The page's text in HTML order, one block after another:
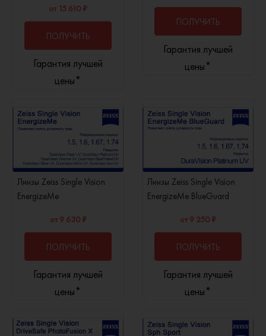
от 15 610 ₽
ПОЛУЧИТЬ
КОНСУЛЬТАЦИЮ
Гарантия лучшей
цены*
ПОЛУЧИТЬ
КОНСУЛЬТАЦИЮ
Гарантия лучшей
цены*
Линзы Zeiss Single Vision
EnergizeMe
от 9 630 ₽
ПОЛУЧИТЬ
КОНСУЛЬТАЦИЮ
Гарантия лучшей
цены*
Линзы Zeiss Single Vision
EnergizeMe BlueGuard
от 9 250 ₽
ПОЛУЧИТЬ
КОНСУЛЬТАЦИЮ
Гарантия лучшей
цены*